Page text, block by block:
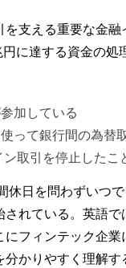
支える重要な金融
に達する資金の処
加している
って銀行間の為替
取引を停止したこ
休日を問わずいつ
れている。英語
にフィンテック企
かりやすく理解